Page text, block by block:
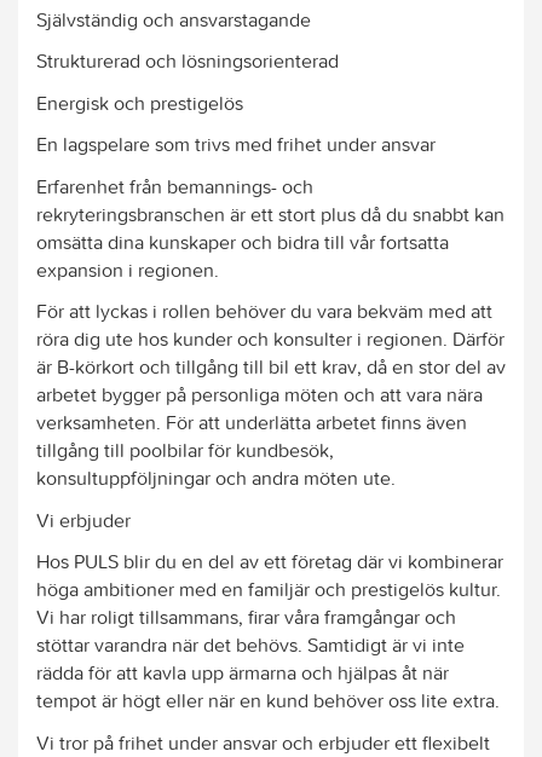
Självständig och ansvarstagande
Strukturerad och lösningsorienterad
Energisk och prestigelös
En lagspelare som trivs med frihet under ansvar
Erfarenhet från bemannings- och
rekryteringsbranschen är ett stort plus då du snabbt kan
omsätta dina kunskaper och bidra till vår fortsatta
expansion i regionen.
För att lyckas i rollen behöver du vara bekväm med att
röra dig ute hos kunder och konsulter i regionen. Därför
är B-körkort och tillgång till bil ett krav, då en stor del av
arbetet bygger på personliga möten och att vara nära
verksamheten. För att underlätta arbetet finns även
tillgång till poolbilar för kundbesök,
konsultuppföljningar och andra möten ute.
Vi erbjuder
Hos PULS blir du en del av ett företag där vi kombinerar
höga ambitioner med en familjär och prestigelös kultur.
Vi har roligt tillsammans, firar våra framgångar och
stöttar varandra när det behövs. Samtidigt är vi inte
rädda för att kavla upp ärmarna och hjälpas åt när
tempot är högt eller när en kund behöver oss lite extra.
Vi tror på frihet under ansvar och erbjuder ett flexibelt